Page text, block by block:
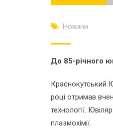
Новини
До 85-річного
Краснокутський
році отримав
технології.
плазмохімії.